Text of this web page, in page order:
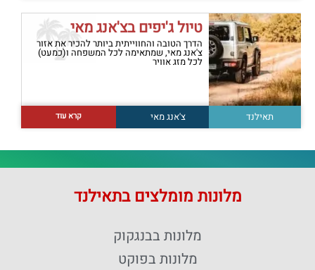
טיול ג'יפים בצ'אנג מאי
הדרך הטובה והחווייתית ביותר להכיר את אזור
צ'אנג מאי, שמתאימה לכל המשפחה ו(כמעט)
לכל מזג אוויר
תאילנד צ'אנג מאי קרא עוד
מלונות מומלצים בתאילנד
מלונות בבנגקוק
מלונות בפוקט